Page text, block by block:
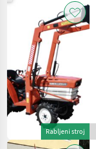
Rabljeni stroj